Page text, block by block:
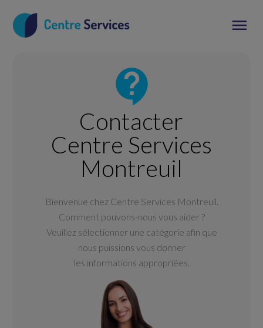
Contacter
Centre Services
Montreuil
Bienvenue chez Centre Services Montreuil.
Comment pouvons-nous vous aider ?
Veuillez sélectionner une catégorie afin que
nous puissions vous donner
les informations appropriées.